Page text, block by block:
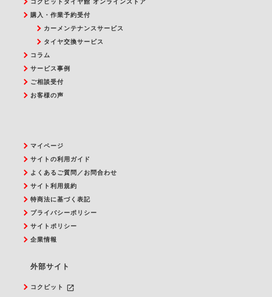
コクピットタイヤ館 オンラインストア
購入・作業予約受付
カーメンテナンスサービス
タイヤ交換サービス
コラム
サービス事例
ご相談受付
お客様の声
マイページ
サイトの利用ガイド
よくあるご質問／お問合わせ
サイト利用規約
特商法に基づく表記
プライバシーポリシー
サイトポリシー
企業情報
外部サイト
コクピット
launch